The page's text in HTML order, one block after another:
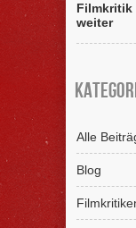
Filmkritik
weiter
Alle
Blog